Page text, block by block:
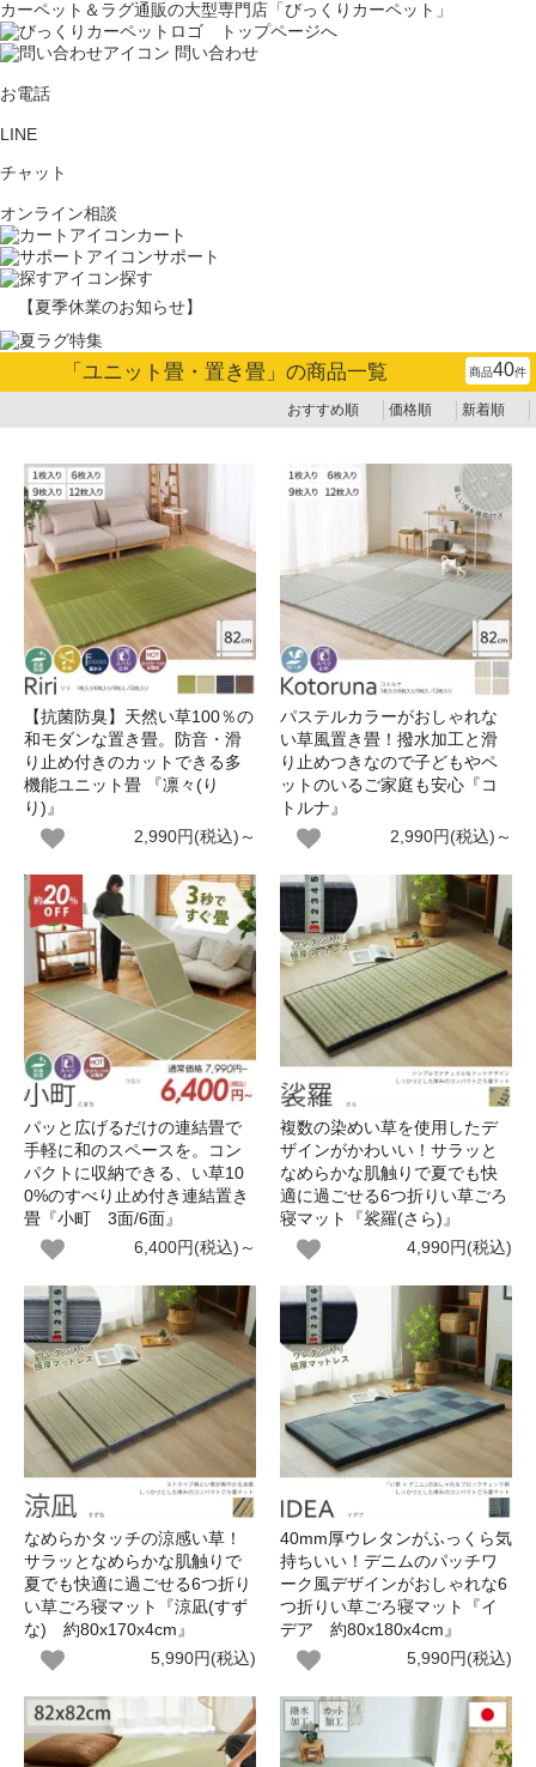
カーペット＆ラグ通販の大型専門店「びっくりカーペット」
問い合わせ
お電話
LINE
チャット
オンライン相談
カート
サポート
探す
【夏季休業のお知らせ】
「 ユニット畳・置き畳 」の商品一覧 商品40件
おすすめ順 価格順 新着順
【抗菌防臭】天然い草100％の
和モダンな置き畳。防音・滑
り止め付きのカットできる多
機能ユニット畳 『凛々(り
り)』
2,990円(税込)～
パステルカラーがおしゃれな
い草風置き畳！撥水加工と滑
り止めつきなので子どもやペ
ットのいるご家庭も安心『コ
トルナ』
2,990円(税込)～
パッと広げるだけの連結畳で
手軽に和のスペースを。コン
パクトに収納できる、い草10
0%のすべり止め付き連結置き
畳『小町 3面/6面』
6,400円(税込)～
複数の染めい草を使用したデ
ザインがかわいい！サラッと
なめらかな肌触りで夏でも快
適に過ごせる6つ折りい草ごろ
寝マット『裟羅(さら)』
4,990円(税込)
なめらかタッチの涼感い草！
サラッとなめらかな肌触りで
夏でも快適に過ごせる6つ折り
い草ごろ寝マット『涼凪(すず
な) 約80x170x4cm』
5,990円(税込)
40mm厚ウレタンがふっくら気
持ちいい！デニムのパッチワ
ーク風デザインがおしゃれな6
つ折りい草ごろ寝マット『イ
デア 約80x180x4cm』
5,990円(税込)